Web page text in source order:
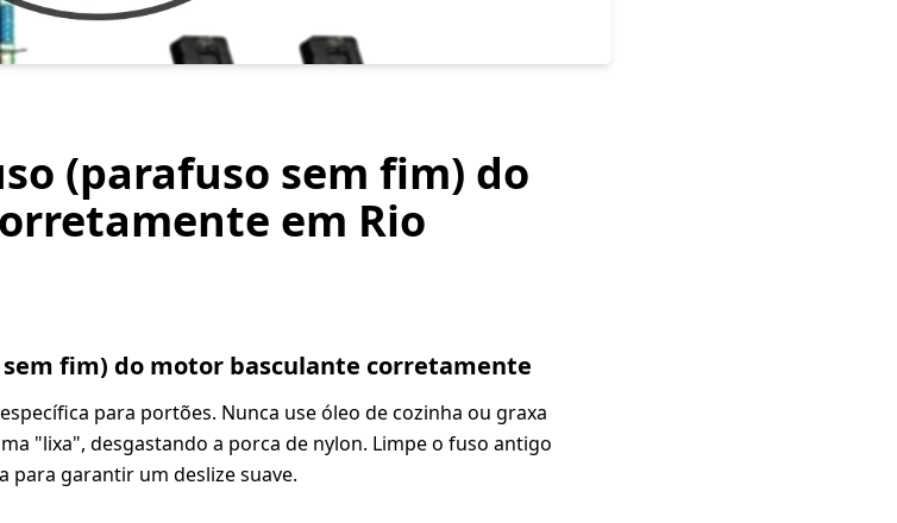
(parafuso sem fim) do
em Rio
fim) do motor basculante corretamente
para portões. Nunca use óleo de cozinha ou graxa
"lixa", desgastando a porca de nylon. Limpe o fuso antigo
para garantir um deslize suave.